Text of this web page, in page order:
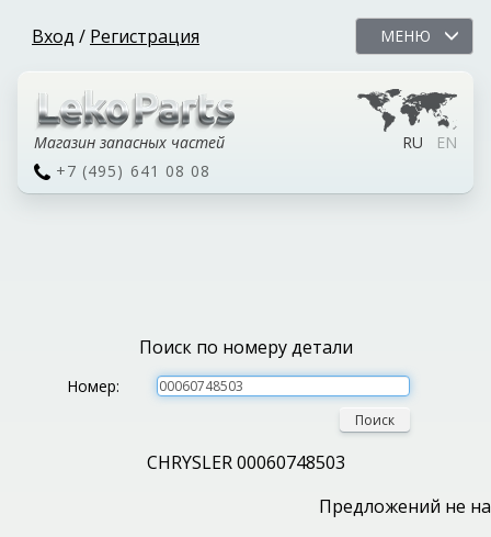
Вход / Регистрация МЕНЮ
Магазин запасных частей RU
EN
+7 (495) 641 08 08
Поиск по номеру детали
Номер:
Поиск
CHRYSLER 00060748503
Предложений не